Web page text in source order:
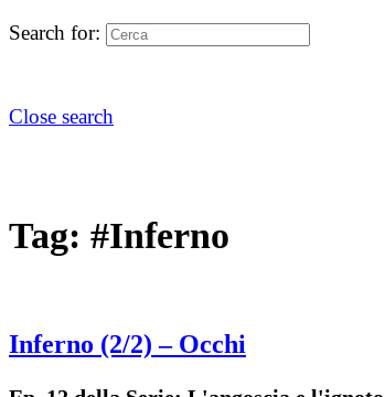
Search for:
Close search
Tag: #Inferno
Inferno (2/2) – Occhi